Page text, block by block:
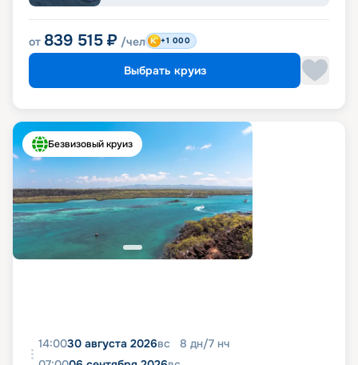
от 839 515 ₽ /чел +1 000
Выбрать круиз
Безвизовый круиз
14:0030 августа 2026вс 8 дн/7 нч